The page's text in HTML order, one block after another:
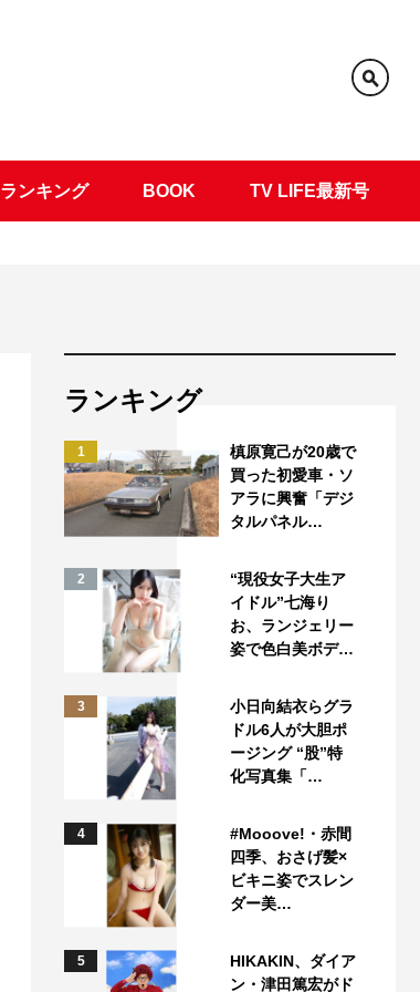
ランキング BOOK TV LIFE最新号
ランキング
1
槙原寛己が20歳で
買った初愛車・ソ
アラに興奮「デジ
タルパネル…
2
“現役女子大生ア
イドル”七海り
お、ランジェリー
姿で色白美ボデ…
3
小日向結衣らグラ
ドル6人が大胆ポ
ージング “股”特
化写真集「…
4
#Mooove!・赤間
四季、おさげ髪×
ビキニ姿でスレン
ダー美…
5
HIKAKIN、ダイア
ン・津田篤宏がド